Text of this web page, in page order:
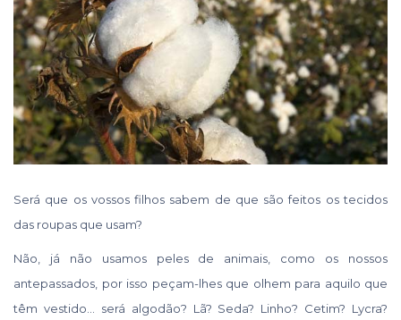
Será que os vossos filhos sabem de que são feitos os tecidos
das roupas que usam?
Não, já não usamos peles de animais, como os nossos
antepassados, por isso peçam-lhes que olhem para aquilo que
têm vestido… será algodão? Lã? Seda? Linho? Cetim? Lycra?